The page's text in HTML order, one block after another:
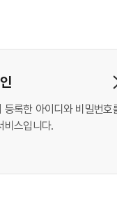
등록한 아이디와 비밀번호
비스입니다.